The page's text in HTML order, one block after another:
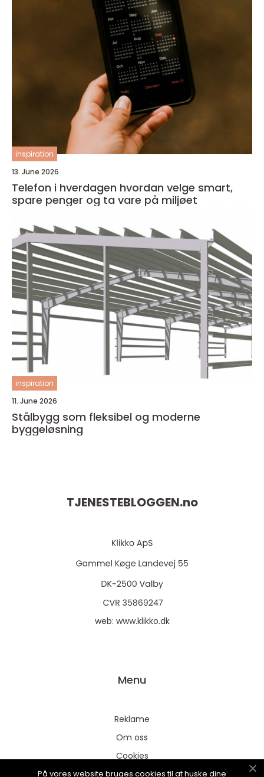
inspiration
13. June 2026
Telefon i hverdagen hvordan velge smart,
spare penger og ta vare på miljøet
inspiration
11. June 2026
Stålbygg som fleksibel og moderne
byggeløsning
TJENESTEBLOGGEN.no
web: www.klikko.dk
Menu
Reklame
Om oss
Cookies
Kontakt Oss
På vores website bruges cookies til at huske dine